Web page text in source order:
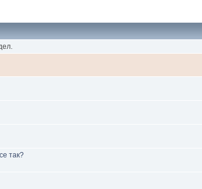
так?